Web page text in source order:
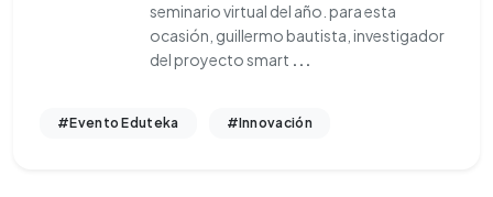
seminario virtual del año. para esta
ocasión, guillermo bautista, investigador
del proyecto smart ...
#Evento Eduteka #Innovación